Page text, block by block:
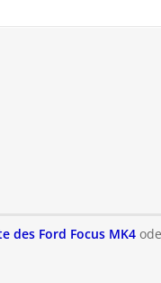
des Ford Focus MK4